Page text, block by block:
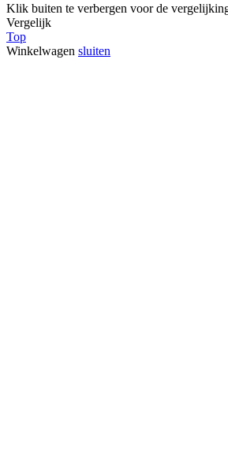
Klik buiten te verbergen voor de
Vergelijk
Top
Winkelwagen sluiten